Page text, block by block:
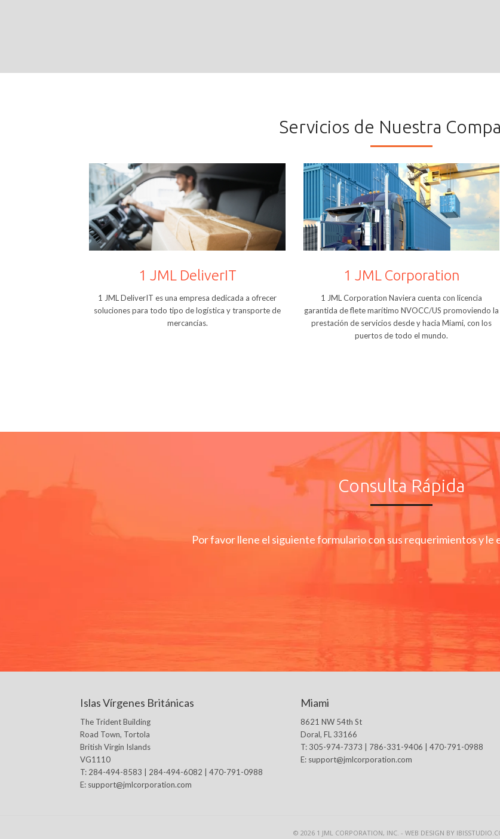
Servicios de Nuestra
1 JML DeliverIT
1 JML DeliverIT es una empresa dedicada a ofrecer
soluciones para todo tipo de logística y transporte de
mercancías.
1 JML Corporation
1 JML Corporation Naviera cuenta con licencia
garantida de flete marítimo NVOCC/US promoviendo la
prestación de servicios desde y hacia Miami, con los
puertos de todo el mundo.
Consulta Rápida
Por favor llene el siguiente formulario con sus requerimientos y le
Islas Vírgenes Británicas
The Trident Building
Road Town, Tortola
British Virgin Islands
VG1110
T: 284-494-8583 | 284-494-6082 | 470-791-0988
E: support@jmlcorporation.com
Miami
8621 NW 54th St
Doral, FL 33166
T: 305-974-7373 | 786-331-9406 | 470-791-0988
E: support@jmlcorporation.com
© 2026 1 JML CORPORATION, INC. - WEB DESIGN BY